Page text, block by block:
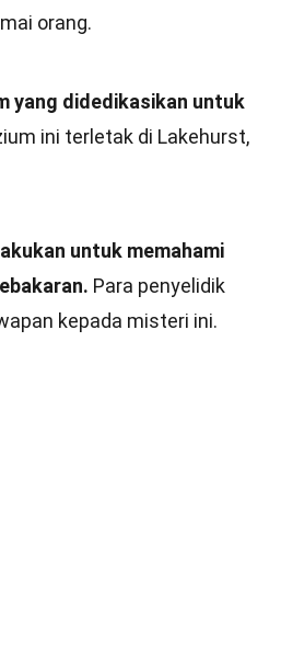
orang.
yang didedikasikan untuk
ini terletak di Lakehurst,
untuk memahami
Para penyelidik
kepada misteri ini.